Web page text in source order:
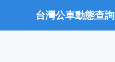
台灣公車動態查詢